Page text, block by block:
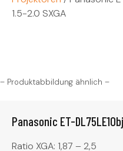
1.5-2.0 SXGA
– Produktabbildung ähnlich –
Panasonic ET-
Ratio XGA: 1,87 – 2,5